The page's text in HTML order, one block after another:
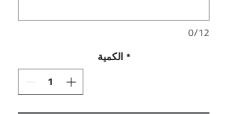
0/12
الكمية *